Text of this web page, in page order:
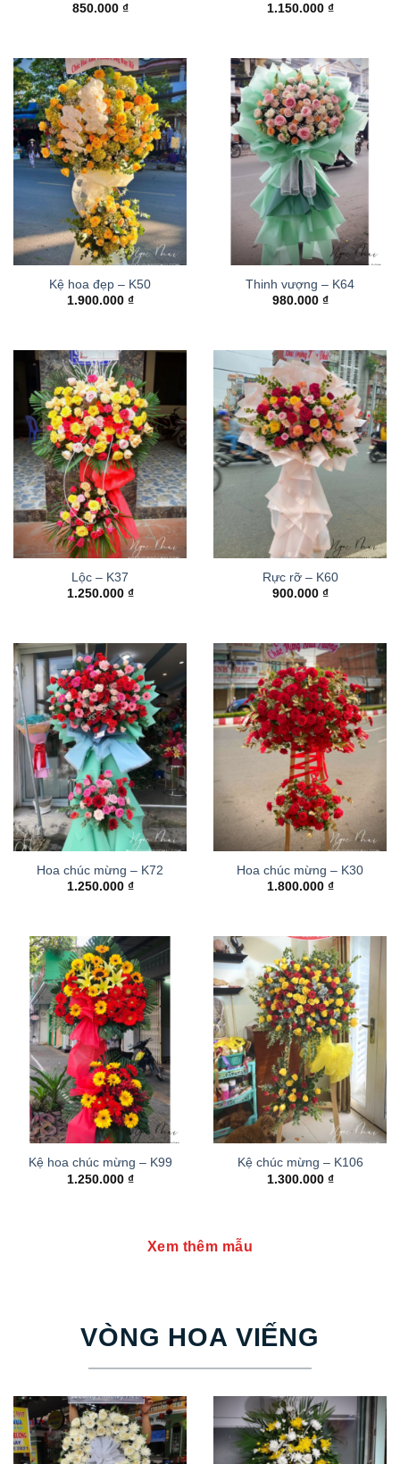
850.000 ₫
1.150.000 ₫
Kệ hoa đẹp – K50
1.900.000 ₫
Thinh vượng – K64
980.000 ₫
Lộc – K37
1.250.000 ₫
Rực rỡ – K60
900.000 ₫
Hoa chúc mừng – K72
1.250.000 ₫
Hoa chúc mừng – K30
1.800.000 ₫
Kệ hoa chúc mừng – K99
1.250.000 ₫
Kệ chúc mừng – K106
1.300.000 ₫
Xem thêm mẫu
VÒNG HOA VIẾNG